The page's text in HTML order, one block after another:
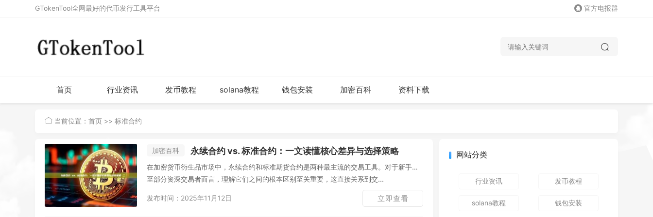
GTokenTool全网最好的代币发行工具平台 官方电报群
首页 行业资讯 发币教程 solana教程 钱包安装 加密百科 资料下载
当前位置： 首页 >> 标准合约
加密百科 永续合约 vs. 标准合约：一文读懂核心差异与选择策略
在加密货币衍生品市场中，永续合约和标准期货合约是两种最主流的交易工具。对于新手乃
至部分资深交易者而言，理解它们之间的根本区别至关重要，这直接关系到交...
发布时间：2025年11月12日 立即查看
网站分类
行业资讯 发币教程
solana教程 钱包安装